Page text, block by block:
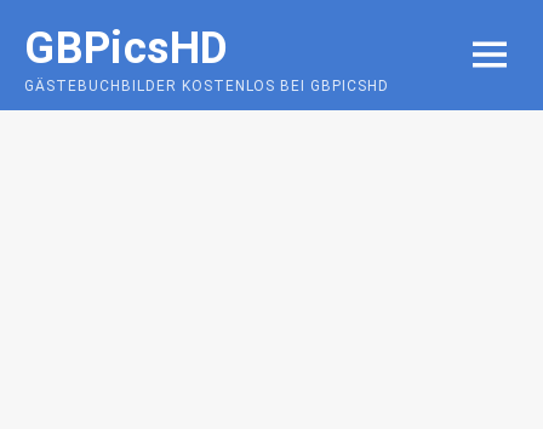
content
GBPicsHD
GÄSTEBUCHBILDER KOSTENLOS BEI GBPICSHD
MENU